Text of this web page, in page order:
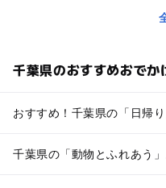
千葉県のおすすめおでか
おすすめ！千葉県の「日帰
千葉県の「動物とふれあう